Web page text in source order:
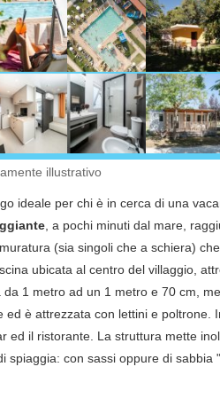
illustrativo
ideale per chi è in cerca di una
, a pochi minuti dal mare,
(sia singoli che a schiera)
ubicata al centro del villaggio,
1 metro ad un 1 metro e 70 cm,
è attrezzata con lettini e poltrone.
il ristorante. La struttura mette
con sassi oppure di sabbia